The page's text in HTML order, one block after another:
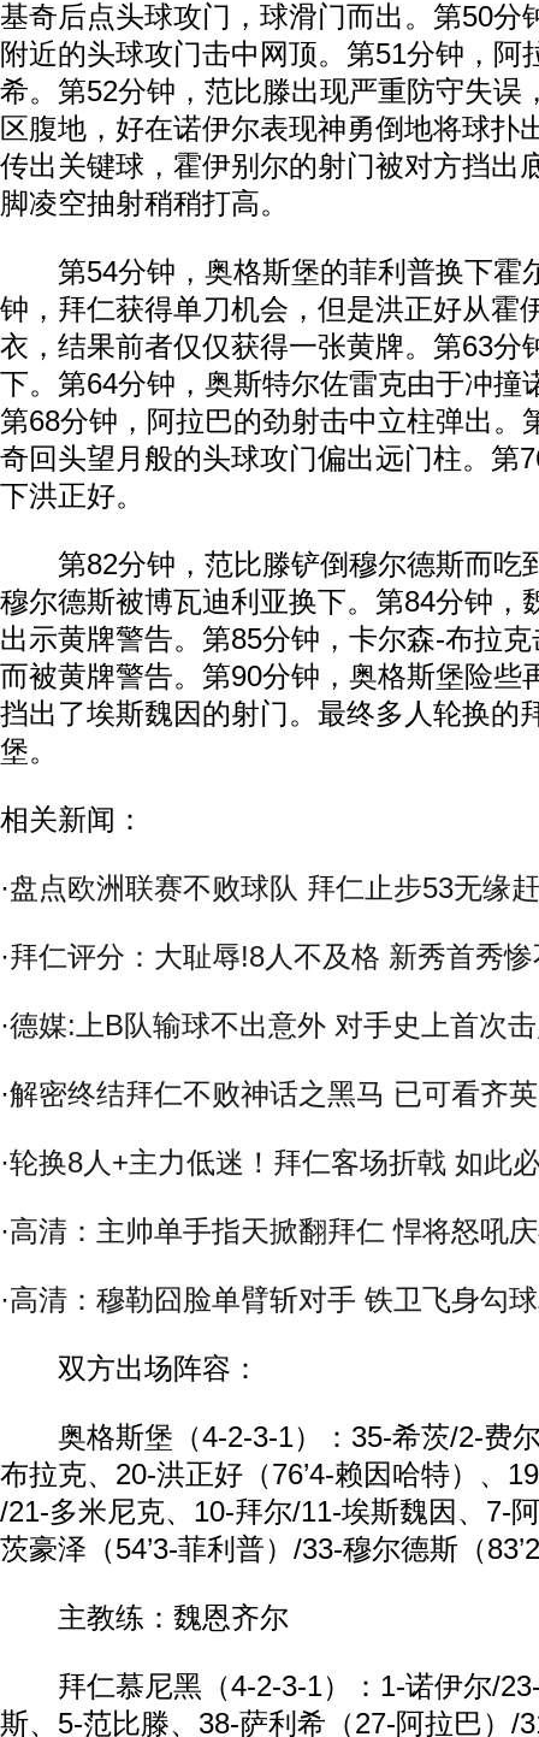
基奇后点头球攻门，球滑门而出。第50分
附近的头球攻门击中网顶。第51分钟，阿
希。第52分钟，范比滕出现严重防守失误
区腹地，好在诺伊尔表现神勇倒地将球扑
传出关键球，霍伊别尔的射门被对方挡出
脚凌空抽射稍稍打高。
第54分钟，奥格斯堡的菲利普换下霍
钟，拜仁获得单刀机会，但是洪正好从霍
衣，结果前者仅仅获得一张黄牌。第63分
下。第64分钟，奥斯特尔佐雷克由于冲撞
第68分钟，阿拉巴的劲射击中立柱弹出。
奇回头望月般的头球攻门偏出远门柱。第
下洪正好。
第82分钟，范比滕铲倒穆尔德斯而吃
穆尔德斯被博瓦迪利亚换下。第84分钟，
出示黄牌警告。第85分钟，卡尔森-布拉
而被黄牌警告。第90分钟，奥格斯堡险些
挡出了埃斯魏因的射门。最终多人轮换的
堡。
相关新闻：
·盘点欧洲联赛不败球队 拜仁止步53无缘
·拜仁评分：大耻辱!8人不及格 新秀首秀
·德媒:上B队输球不出意外 对手史上首次
·解密终结拜仁不败神话之黑马 已可看齐
·轮换8人+主力低迷！拜仁客场折戟 如此
·高清：主帅单手指天掀翻拜仁 悍将怒吼
·高清：穆勒囧脸单臂斩对手 铁卫飞身勾
双方出场阵容：
奥格斯堡（4-2-3-1）：35-希茨/2-费
布拉克、20-洪正好（76’4-赖因哈特）、
/21-多米尼克、10-拜尔/11-埃斯魏因、7-
茨豪泽（54’3-菲利普）/33-穆尔德斯（
主教练：魏恩齐尔
拜仁慕尼黑（4-2-3-1）：1-诺伊尔/
斯、5-范比滕、38-萨利希（27-阿拉巴）/